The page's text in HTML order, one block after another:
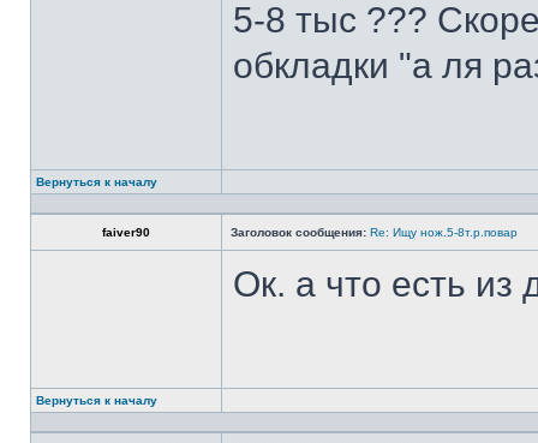
5-8 тыс ???
обкладки "а ля
Вернуться к началу
faiver90 Заголовок сообщения: Re: Ищу нож.5-8т.р.повар
Ок. а что есть из
Вернуться к началу